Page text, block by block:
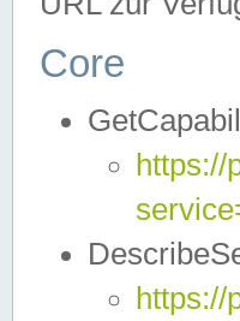
Core
https://
https://